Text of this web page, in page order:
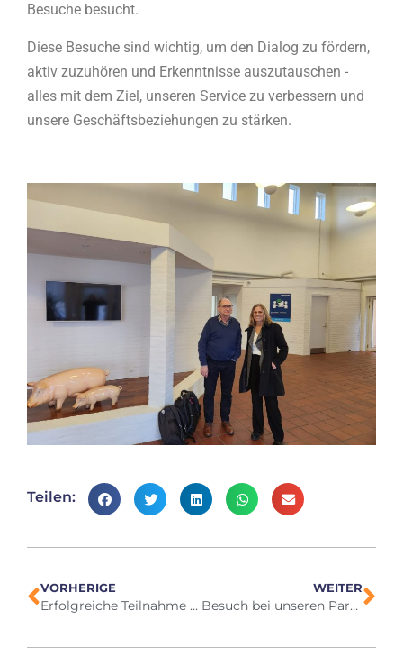
Besuche besucht.
Diese Besuche sind wichtig, um den Dialog zu fördern,
aktiv zuzuhören und Erkenntnisse auszutauschen -
alles mit dem Ziel, unseren Service zu verbessern und
unsere Geschäftsbeziehungen zu stärken.
Teilen:
VORHERIGE
Erfolgreiche Teilnahme an der IPPE-Ausstellung in Atlanta
WEITER
Besuch bei unseren Partnern in Ungarn